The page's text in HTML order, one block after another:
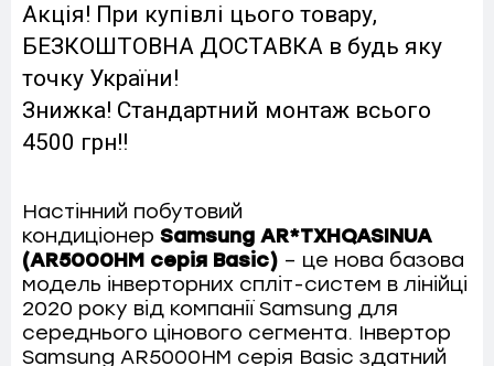
Акція! При купівлі цього товару,
БЕЗКОШТОВНА ДОСТАВКА в будь яку
точку України!
Знижка! Стандартний монтаж всього
4500 грн!!
Настінний побутовий
кондиціонер Samsung AR*TXHQASINUA
(AR5000HM серія Basic) – це нова базова
модель інверторних спліт-систем в лінійці
2020 року від компанії Samsung для
середнього цінового сегмента. Інвертор
Samsung AR5000HM серія Basic здатний